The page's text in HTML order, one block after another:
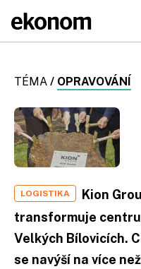
TÉMA / OPRAVOVÁNÍ
LOGISTIKA
Kion
transformuje
Velkých Bílovicích.
se navýší na více